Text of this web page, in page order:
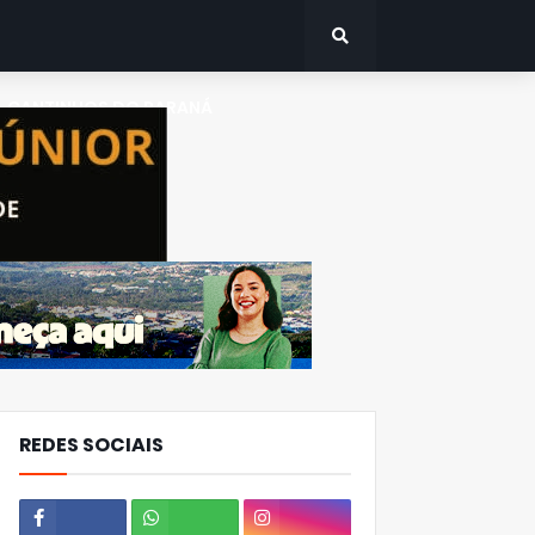
CANTINHOS DO PARANÁ
REDES SOCIAIS